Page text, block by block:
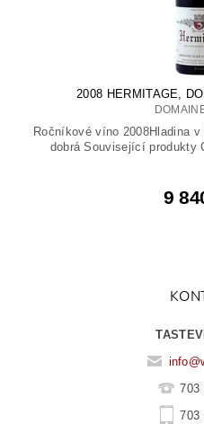
2008 HERMITAGE,
Ročníkové víno 2008Hladina
dobrá Související produkty
9
info@
703
703